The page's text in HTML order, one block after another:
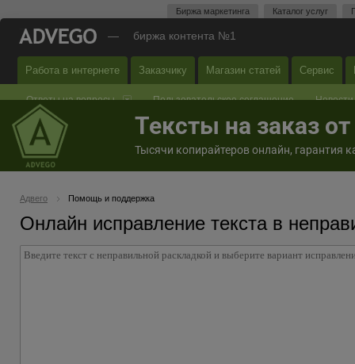
Биржа маркетинга Каталог услуг
— биржа контента №1
Работа в интернете Заказчику Магазин статей Сервис
Ответы на вопросы Пользовательское соглашение Новости
Тексты на заказ
Тысячи копирайтеров онлайн, гарантия
Адвего Помощь и поддержка
Онлайн исправление текста в